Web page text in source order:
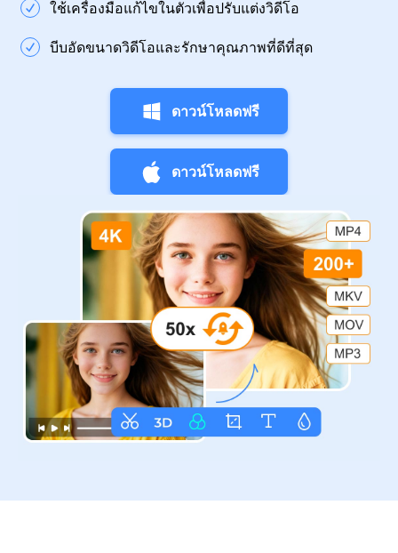
ใช้เครื่องมือแก้ไขในตัวเพื่อปรับแต่งวิดีโอ
บีบอัดขนาดวิดีโอและรักษาคุณภาพที่ดีที่สุด
ดาวน์โหลดฟรี
ดาวน์โหลดฟรี